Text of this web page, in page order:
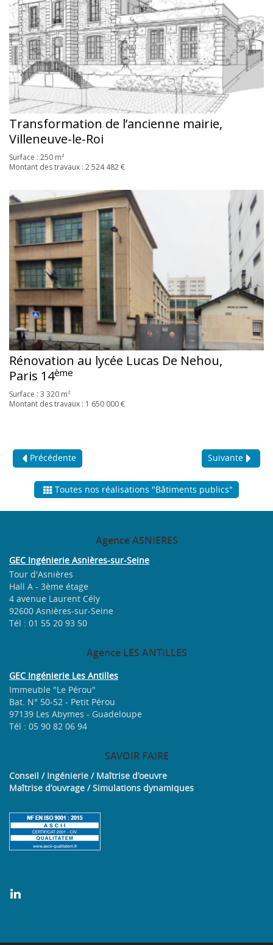
Transformation de l’ancienne mairie,
Villeneuve-le-Roi
Surface : 250 m²
Montant des travaux : 2 524 482 €
Rénovation au lycée Lucas De Nehou,
Paris 14ème
Surface : 3 320 m²
Montant des travaux : 1 650 000 €
Précédente
Toutes nos réalisations "Bâtiments publics"
Suivante
AgenceASNIERES
GEC Ingénierie Asnières-sur-Seine
Tour d'Asnières
Hall A - 3ème étage
4 avenue Laurent Cély
92600 Asnières-sur-Seine
Tél : 01 55 20 93 50
AgenceLES ANTILLES
GEC Ingénierie Les Antilles
Immeuble "Le Pérou"
Bat. N° 50-52 - Petit Pérou
97139 Les Abymes - Guadeloupe
Tél : 05 90 82 06 94
SAVOIRFAIRE
Conseil / Ingénierie / Maîtrise d’oeuvre
Maîtrise d’ouvrage / Simulations dynamiques